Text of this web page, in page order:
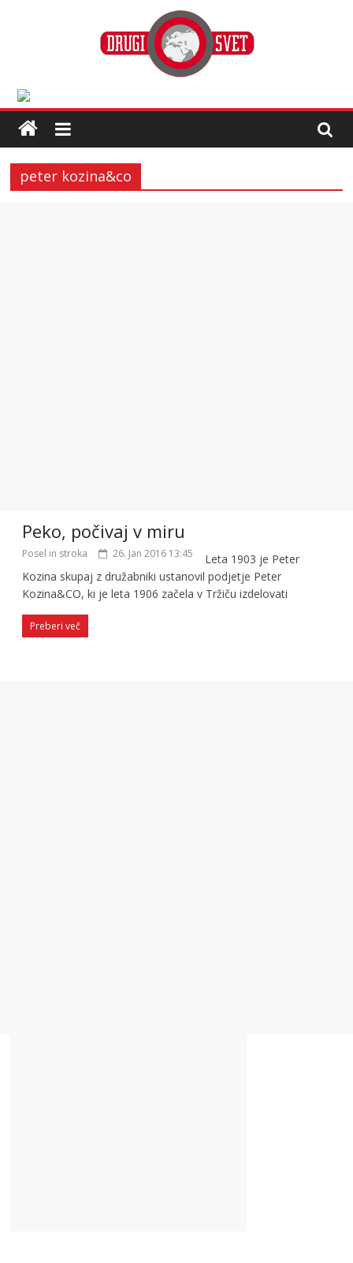
peter kozina&co
Peko, počivaj v miru
Posel in stroka 26. Jan 2016 13:45
Leta 1903 je Peter
Kozina skupaj z družabniki ustanovil podjetje Peter
Kozina&CO, ki je leta 1906 začela v Tržiču izdelovati
Preberi več